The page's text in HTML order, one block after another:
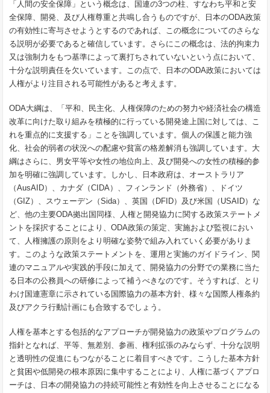
「人間の安全保障」という概念は、国連の3つの柱、すなわち平和と安
全保障、開発、及び人権尊重と共鳴し合うものですが、日本のODA政策
の有効性に寄与させようとするのであれば、この概念についてのさらな
る説明が必要であると確信しています。さらにこの概念は、法的拘束力
又は強制力をもつ基準によって裏打ちされていないという点において、
十分な説明責任を欠いています。この点で、日本のODA政策においては
人権がより注目される可能性があると考えます。
ODA大綱は、「平和、民主化、人権保障のための努力や経済社会の構造
改革に向けた取り組みを積極的に行っている開発途上国に対しては、こ
れを重点的に支援する」ことを強調しています。個人の保護と能力強
化、社会的弱者の状況への配慮や貧富の格差解消も強調しています。大
綱はさらに、男女平等や女性の地位向上、及び開発への女性の積極的参
加を明確に強調しています。しかし、日本政府は、オーストラリア
（AusAID）、カナダ（CIDA）、フィンランド（外務省）、ドイツ
（GIZ）、スウェーデン（Sida）、英国（DFID）及び米国（USAID）な
ど、他の主要ODA拠出国同様、人権と開発協力に関する政策ステートメ
ントを採択することにより、ODA政策の策定、実施および監視におい
て、人権擁護の原則をより明確な姿勢で組み入れていく必要がありま
す。このような政策ステートメントを、運用と実施のガイドライン、関
連のマニュアルや実践的手段に加えて、開発協力の分野での業務に当た
る日本の公務員への研修によって補うべきなのです。そうすれば、とり
わけ国連憲章に示されている国際協力の基本方針、様々な国際人権条約
及びアクラ行動計画にも合致するでしょう。
人権を基本とする包括的なアプローチが開発協力の政策やプログラムの
指針となれば、平等、無差別、参画、権利拡張のみならず、十分な説明
と透明性の促進にもつながることに着目すべきです。こうした基本方針
と貧困や低開発の根本原因に集中することにより、人権に基づくアプロ
ーチは、日本の開発協力の持続可能性と有効性を向上させることになる